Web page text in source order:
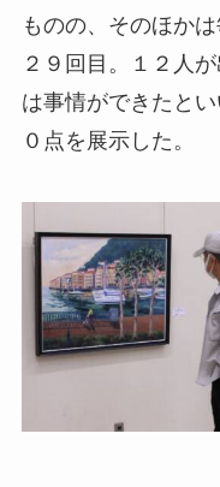
ものの、そのほか
２９回目。１２人
は事情ができたと
０点を展示した。